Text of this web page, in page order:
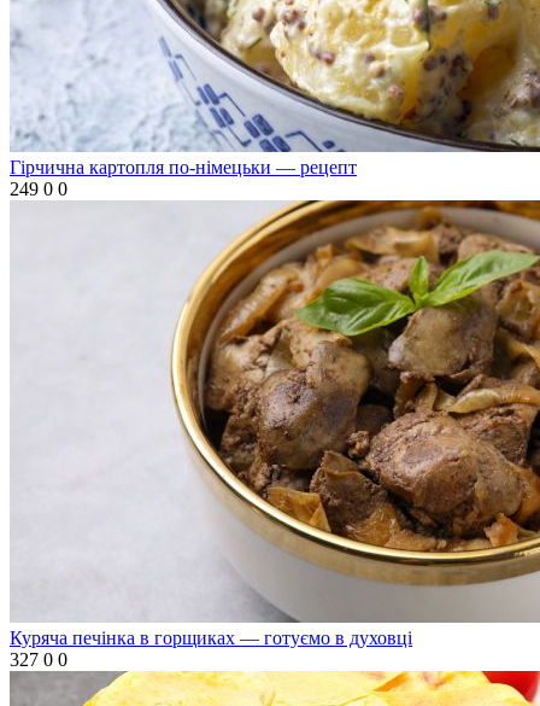
Гірчична картопля по-німецьки — рецепт
249 0 0
Куряча печінка в горщиках — готуємо в духовці
327 0 0